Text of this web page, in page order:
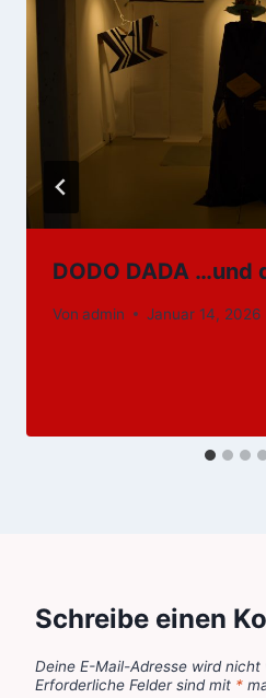
DODO DADA …und
Von admin Januar 14, 2026
Schreibe einen
Deine E-Mail-Adresse wird
Erforderliche Felder sind mit *